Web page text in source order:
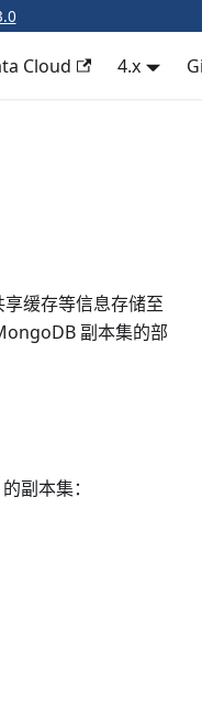
Cloud 4.x
缓存等信息存储至
副本集的部
副本集：